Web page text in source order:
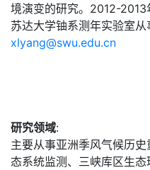
境演变的研究。2012-
苏达大学铀系测年实验室从
xlyang@swu.edu.cn
研究领域:
主要从事亚洲季风气候历
态系统监测、三峡库区生